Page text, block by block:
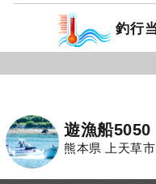
釣行
遊漁船5050
熊本県 上天草